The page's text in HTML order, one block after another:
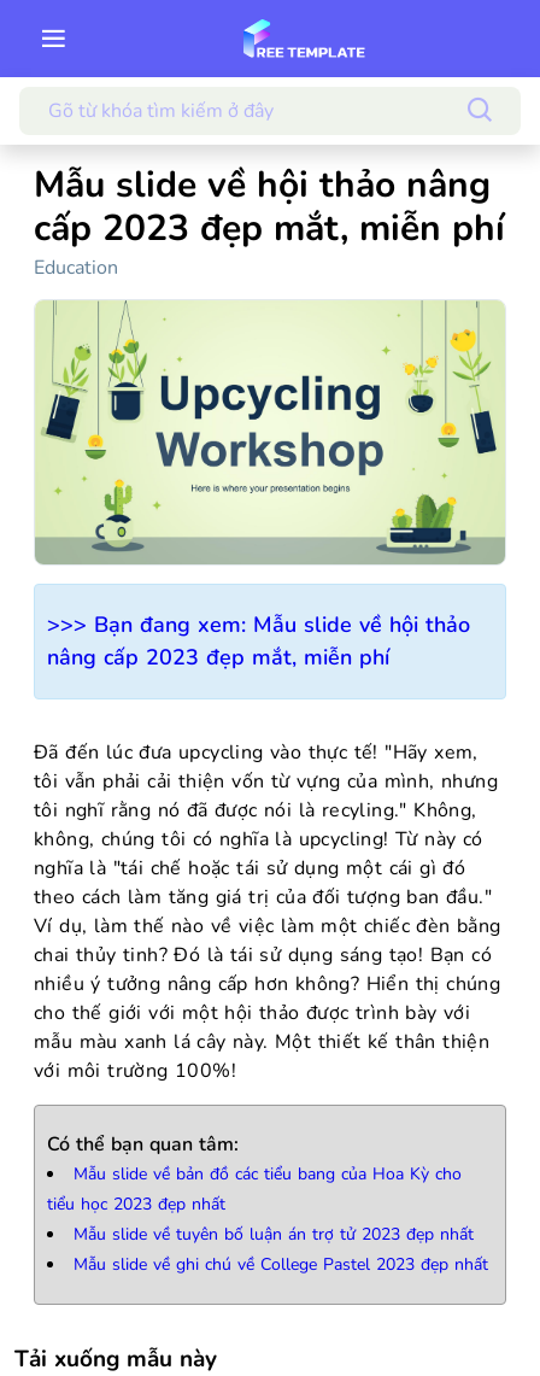
Mẫu slide về hội thảo nâng
cấp 2023 đẹp mắt, miễn phí
Education
>>> Bạn đang xem: Mẫu slide về hội thảo
nâng cấp 2023 đẹp mắt, miễn phí
Đã đến lúc đưa upcycling vào thực tế! "Hãy xem,
tôi vẫn phải cải thiện vốn từ vựng của mình, nhưng
tôi nghĩ rằng nó đã được nói là recyling." Không,
không, chúng tôi có nghĩa là upcycling! Từ này có
nghĩa là "tái chế hoặc tái sử dụng một cái gì đó
theo cách làm tăng giá trị của đối tượng ban đầu."
Ví dụ, làm thế nào về việc làm một chiếc đèn bằng
chai thủy tinh? Đó là tái sử dụng sáng tạo! Bạn có
nhiều ý tưởng nâng cấp hơn không? Hiển thị chúng
cho thế giới với một hội thảo được trình bày với
mẫu màu xanh lá cây này. Một thiết kế thân thiện
với môi trường 100%!
Có thể bạn quan tâm:
Mẫu slide về bản đồ các tiểu bang của Hoa Kỳ cho
tiểu học 2023 đẹp nhất
Mẫu slide về tuyên bố luận án trợ tử 2023 đẹp nhất
Mẫu slide về ghi chú về College Pastel 2023 đẹp nhất
Tải xuống mẫu này